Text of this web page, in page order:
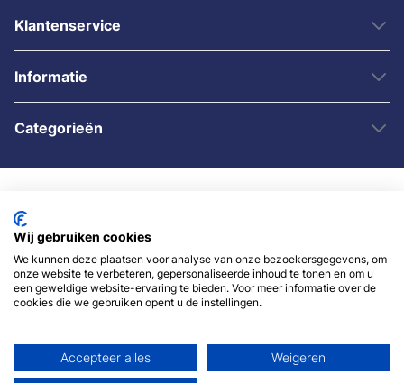
Klantenservice
Informatie
Categorieën
© 2007 - 2026 - Sybshop.nl
Wij gebruiken cookies
We kunnen deze plaatsen voor analyse van onze bezoekersgegevens, om
onze website te verbeteren, gepersonaliseerde inhoud te tonen en om u
een geweldige website-ervaring te bieden. Voor meer informatie over de
cookies die we gebruiken opent u de instellingen.
Accepteer alles Weigeren